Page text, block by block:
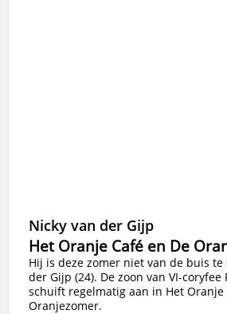
Nicky van der Gijp
Het Oranje Café en De
Hij is deze zomer niet van de buis te
der Gijp (24). De zoon van VI-coryfee
schuift regelmatig aan in Het Oranje
Oranjezomer.